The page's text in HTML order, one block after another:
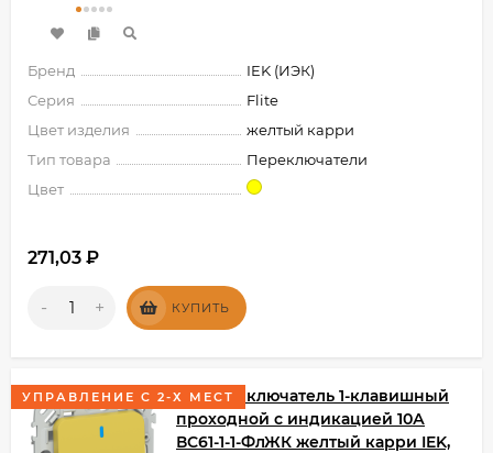
Бренд
IEK (ИЭК)
Серия
Flite
Цвет изделия
желтый карри
Тип товара
Переключатели
Цвет
271,03 ₽
- + КУПИТЬ
УПРАВЛЕНИЕ С 2-Х МЕСТFLITE Выключатель 1-клавишный
проходной с индикацией 10А
ВС61-1-1-ФлЖК желтый карри IEK,